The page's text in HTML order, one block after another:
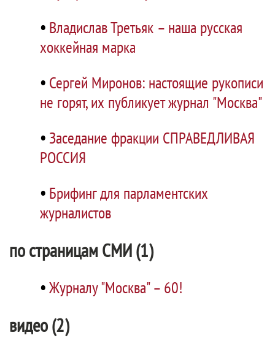
• Владислав Третьяк – наша русская
хоккейная марка
• Сергей Миронов: настоящие рукописи
не горят, их публикует журнал "Москва"
• Заседание фракции СПРАВЕДЛИВАЯ
РОССИЯ
• Брифинг для парламентских
журналистов
по страницам СМИ (1)
•Журналу "Москва" – 60!
видео (2)